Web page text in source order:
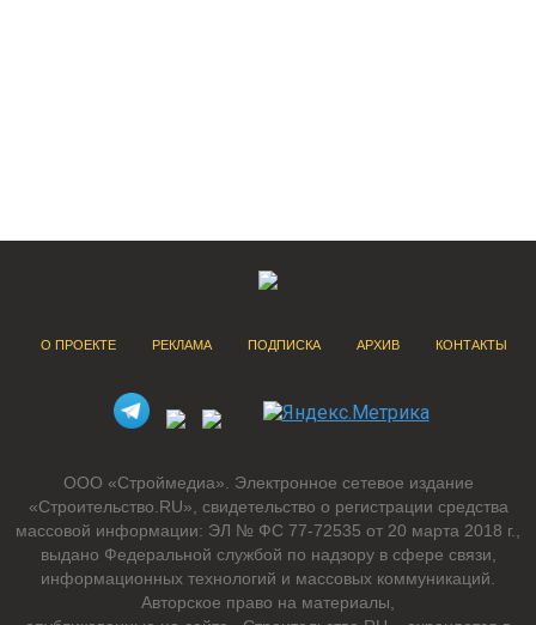
О ПРОЕКТЕ РЕКЛАМА ПОДПИСКА АРХИВ КОНТАКТЫ
ООО «Строймедиа». Электронное сетевое издание
«Строительство.RU», свидетельство о регистрации средства
массовой информации: ЭЛ № ФС 77-72535 от 20 марта 2018 г.,
выдано Федеральной службой по надзору в сфере связи,
информационных технологий и массовых коммуникаций.
Авторское право на материалы,